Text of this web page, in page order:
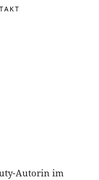
Autorin im